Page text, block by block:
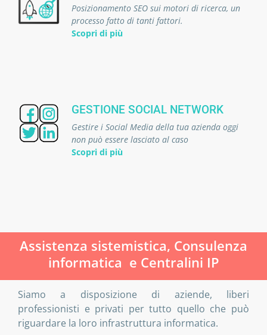
Posizionamento SEO sui motori di ricerca, un
processo fatto di tanti fattori.
Scopri di più
GESTIONE SOCIAL NETWORK
Gestire i Social Media della tua azienda oggi
non può essere lasciato al caso
Scopri di più
Assistenza sistemistica, Consulenza
informatica e Centralini IP
Siamo a disposizione di aziende, liberi
professionisti e privati per tutto quello che può
riguardare la loro infrastruttura informatica.